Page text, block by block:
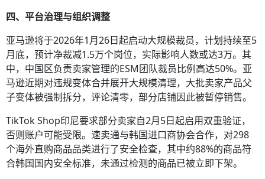
四、平台治理与组织调整
亚马逊将于2026年1月26日起启动大规模裁员，计划持续至5
月底，预计净裁减1.5万个岗位，实际影响人数或达3万。其
中，中国区负责卖家管理的ESM团队裁员比例高达50%。亚
马逊近期对违规变体合并展开大规模清理，大批卖家产品父
子变体被强制拆分，评论清零，部分店铺因此被暂停销售。
TikTok Shop印尼要求部分卖家自2月5日起启用双重验证，
否则账户可能受限。速卖通与韩国进口商协会合作，对298
个海外直购商品品类进行了安全检查，其中约88%的商品符
合韩国国内安全标准，未通过检测的商品已被立即下架。